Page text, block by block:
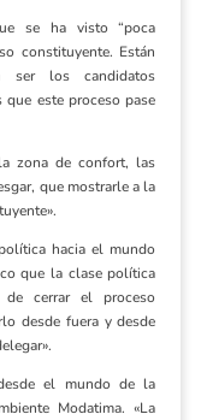
se ha visto “poca
constituyente. Están
ser los candidatos
este proceso pase
zona de confort, las
que mostrarle a la
hacia el mundo
que la clase política
cerrar el proceso
desde fuera y desde
el mundo de la
Modatima. «La